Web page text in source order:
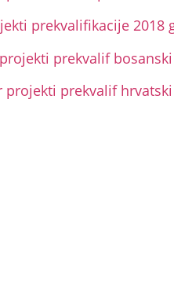
prekvalifikacije 2018
prekvalif
projekti prekvalif